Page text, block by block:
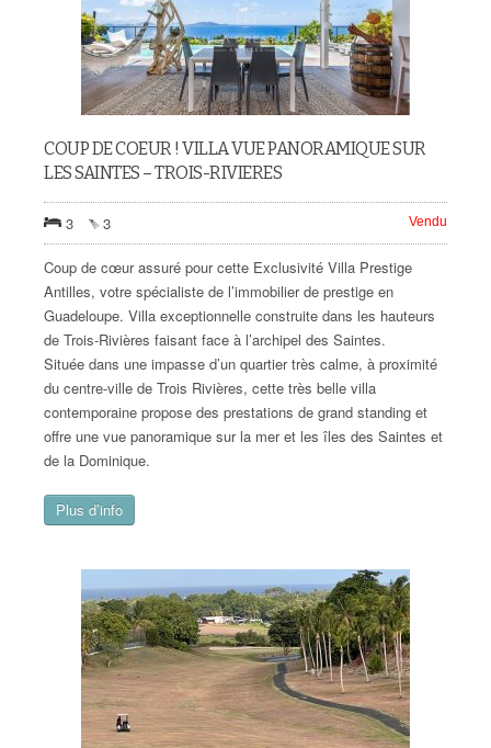
COUP DE COEUR ! VILLA VUE PANORAMIQUE SUR
LES SAINTES – TROIS-RIVIERES
3 3 Vendu
Coup de cœur assuré pour cette Exclusivité Villa Prestige
Antilles, votre spécialiste de l’immobilier de prestige en
Guadeloupe. Villa exceptionnelle construite dans les hauteurs
de Trois-Rivières faisant face à l’archipel des Saintes.
Située dans une impasse d’un quartier très calme, à proximité
du centre-ville de Trois Rivières, cette très belle villa
contemporaine propose des prestations de grand standing et
offre une vue panoramique sur la mer et les îles des Saintes et
de la Dominique.
Plus d’info